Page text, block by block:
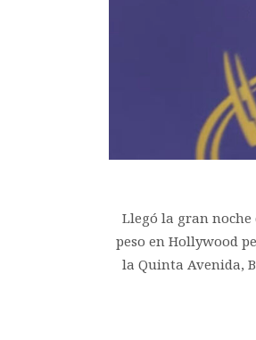
Llegó la gran
peso en Hollywood
la Quinta Avenida,